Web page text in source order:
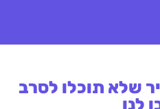
שלא תוכלו לסרב
לנו